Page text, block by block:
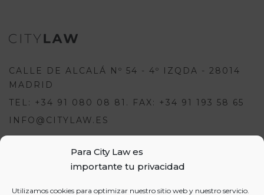
Para City Law es
importante tu privacidad
Utilizamos cookies para optimizar nuestro sitio web y nuestro servicio.
Para escribir una opinión debes
CALLE DE ALCALÁ Nº 54 - 4º IZQDA - 28014
MADRID
TEL: +34 91 080 08 81. FAX: +34 91 193 58 65
INFO@CITYLAW.ES